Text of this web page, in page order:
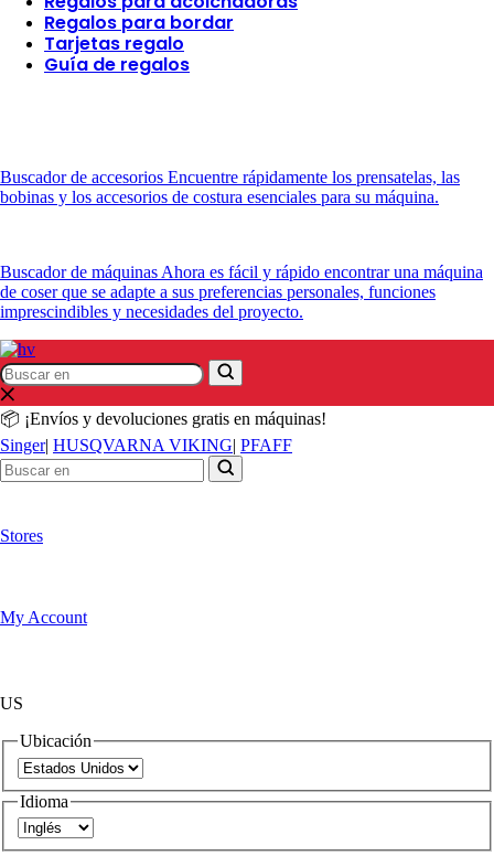
Regalos para bordar
Tarjetas regalo
Guía de regalos
Buscador de accesorios Encuentre rápidamente los prensatelas, las
bobinas y los accesorios de costura esenciales para su máquina.
Buscador de máquinas Ahora es fácil y rápido encontrar una máquina
de coser que se adapte a sus preferencias personales, funciones
imprescindibles y necesidades del proyecto.
Buscar
en
Buscar
en
📦 ¡Envíos y devoluciones gratis en máquinas!
Singer| HUSQVARNA VIKING| PFAFF
Stores
My Account
US
Ubicación
Idioma